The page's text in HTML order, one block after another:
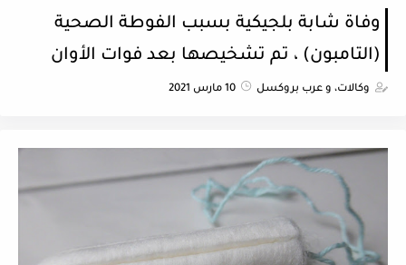
وفاة شابة بلجيكية بسبب الفوطة الصحية
(التامبون) ، تم تشخيصها بعد فوات الأوان
وكالات، و عرب بروكسل 10 مارس 2021